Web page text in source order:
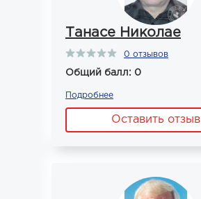
Танасе Николае
0 отзывов
Общий балл: 0
Подробнее
Оставить отзыв